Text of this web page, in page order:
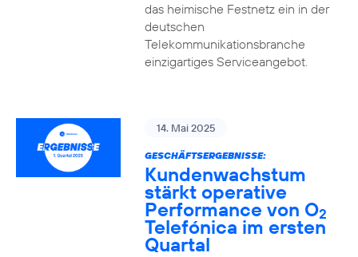
das heimische Festnetz ein in der
deutschen
Telekommunikationsbranche
einzigartiges Serviceangebot.
14. Mai 2025
GESCHÄFTSERGEBNISSE:
Kundenwachstum
stärkt operative
Performance von O2
Telefónica im ersten
Quartal